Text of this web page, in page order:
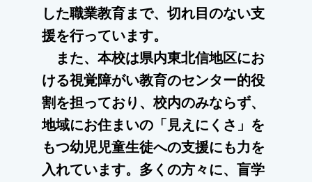
した職業教育まで、切れ目のない支
援を行っています。
また、本校は県内東北信地区にお
ける視覚障がい教育のセンター的役
割を担っており、校内のみならず、
地域にお住まいの「見えにくさ」を
もつ幼児児童生徒への支援にも力を
入れています。多くの方々に、盲学